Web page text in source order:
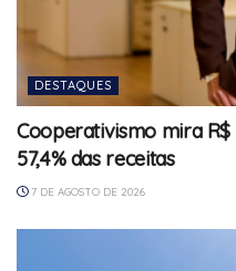
DESTAQUES
Cooperativismo mira
57,4% das receitas
7 DE AGOSTO DE 2026